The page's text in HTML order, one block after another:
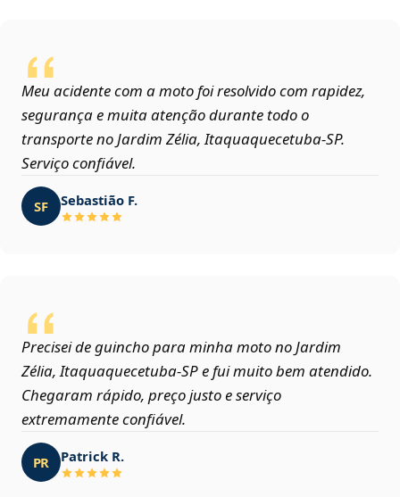
Meu acidente com a moto foi resolvido com rapidez,
segurança e muita atenção durante todo o
transporte no Jardim Zélia, Itaquaquecetuba‑SP.
Serviço confiável.
SF Sebastião F.
Precisei de guincho para minha moto no Jardim
Zélia, Itaquaquecetuba‑SP e fui muito bem atendido.
Chegaram rápido, preço justo e serviço
extremamente confiável.
PR Patrick R.